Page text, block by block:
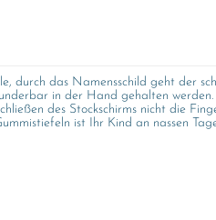
das Namensschild geht der
in der Hand gehalten
des Stockschirms nicht die
ist Ihr Kind an nassen